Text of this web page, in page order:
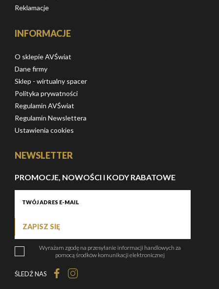
Reklamacje
INFORMACJE
O sklepie AVŚwiat
Dane firmy
Sklep - wirtualny spacer
Polityka prywatności
Regulamin AVŚwiat
Regulamin Newslettera
Ustawienia cookies
NEWSLETTER
PROMOCJE, NOWOŚCI I KODY RABATOWE
ZAPISZ SIĘ
Wyrażam zgodę na przesyłanie informacji handlowych za
pomocą środków komunikacji elektronicznej
ŚLEDŹ NAS